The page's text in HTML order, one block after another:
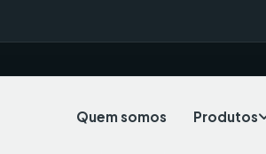
Quem somos Produtos